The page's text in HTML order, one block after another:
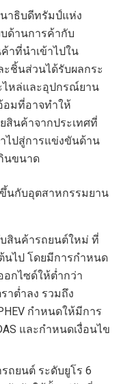
าธิบดีทรัมป์แห่ง
บด้านการค้ากับ
าที่นำเข้าไปใน
ชิ้นส่วนได้รับผลกระ
ไหล่และอุปกรณ์ยาน
อมที่อาจทำให้
สินค้าจากประเทศที่
ไปสู่การแข่งขันด้าน
นขนาด
นกับอุตสาหกรรมยาน
สินค้ารถยนต์ใหม่ ที่
นไป โดยมีการกำหนด
กไซด์ให้ต่ำกว่า
าต่ำลง รวมถึง
กำหนดให้มีการ
และกำหนดเงื่อนไข
ถยนต์ ระดับยูโร 6